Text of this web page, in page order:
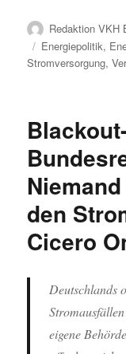
Autor
Redaktion VKH
Schlagwörter
Energiepolitik,
Stromversorgung,
den
Cicero
Deutschlands
eigene